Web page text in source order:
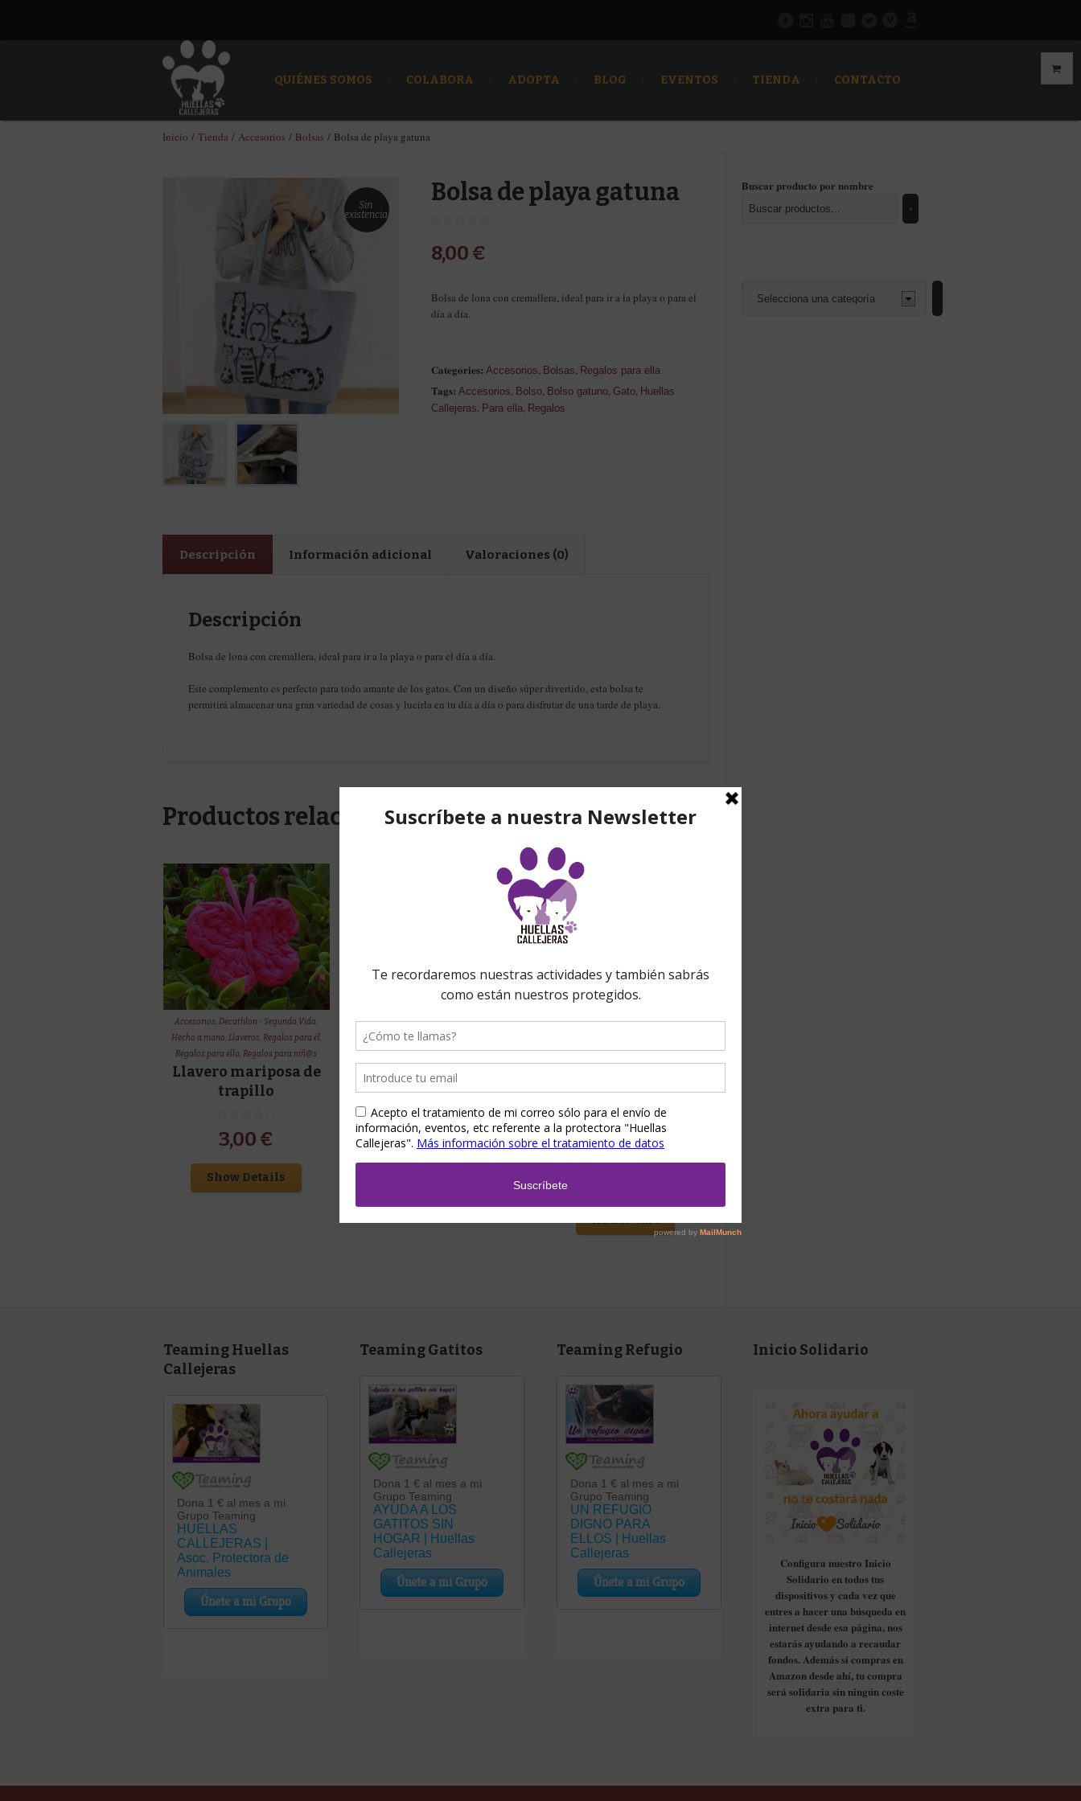
QUIÉNES SOMOS COLABORA ADOPTA BLOG EVENTOS TIENDA CONTACTO
Inicio / Tienda / Accesorios / Bolsas / Bolsa de playa gatuna
Sin
existencias
Bolsa de playa gatuna
8,00 €
Bolsa de lona con cremallera, ideal para ir a la playa o para el
día a día.
Categories: Accesorios, Bolsas, Regalos para ella
Tags: Accesorios, Bolso, Bolso gatuno, Gato, Huellas
Callejeras, Para ella, Regalos
Descripción Información adicional Valoraciones (0)
Descripción
Bolsa de lona con cremallera, ideal para ir a la playa o para el día a día.
Este complemento es perfecto para todo amante de los gatos. Con un diseño súper divertido, esta bolsa te
permitirá almacenar una gran variedad de cosas y lucirla en tu día a día o para disfrutar de una tarde de playa.
Productos relacionados
Accesorios,Decathlon - Segunda Vida,
Hecho a mano, Llaveros, Regalos para él,
Regalos para ella,Regalos para niñ@s
Llavero mariposa de
trapillo
3,00 €
Show Details
Accesorios Hecho a mano
Bolas de navidad –
Adornos navideños
6,50€–7,00€
elástica «Mi corazón
está lleno de
huellitas»
Add to Cart
Buscar producto por nombre
una
Teaming Huellas
Callejeras
Teaming Gatitos Teaming Refugio Inicio Solidario
Configura nuestro Inicio
Solidario en todos tus
dispositivos y cada vez que
entres a hacer una búsqueda en
internet desde esa página, nos
estarás ayudando a recaudar
fondos. Además si compras en
Amazon desde ahí, tu compra
será solidaria sin ningún coste
extra para ti.